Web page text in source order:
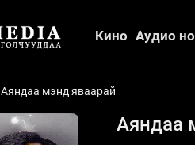
Кино Аудио
Аяндаа мэнд яваарай
Аяндаа